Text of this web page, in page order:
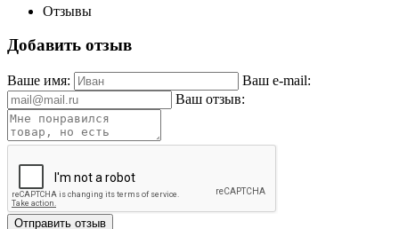
Отзывы
Добавить отзыв
Ваше имя:
Ваш e-mail:
Ваш отзыв: